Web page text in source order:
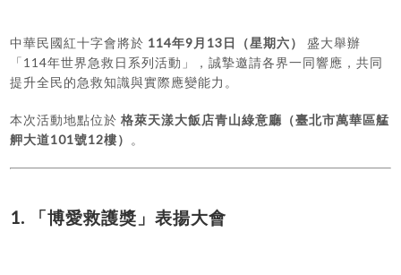
中華民國紅十字會將於 114年9月13日（星期六）
盛大舉辦
「114年世界急救日系列活動」，誠摯邀請各界一同響應，共同
提升全民的急救知識與實際應變能力。
本次活動地點位於格萊天漾大飯店青山綠意廳（臺北市萬華區艋
舺大道101號12樓）
。
1. 「博愛救護獎」表揚大會